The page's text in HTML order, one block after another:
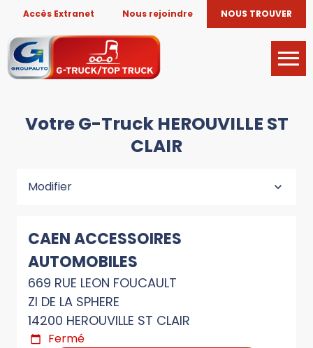
Accès Extranet Nous rejoindre NOUS TROUVER
Votre G-Truck HEROUVILLE ST
CLAIR
Modifier
CAEN ACCESSOIRES
AUTOMOBILES
669 RUE LEON FOUCAULT
ZI DE LA SPHERE
14200 HEROUVILLE ST CLAIR
Fermé